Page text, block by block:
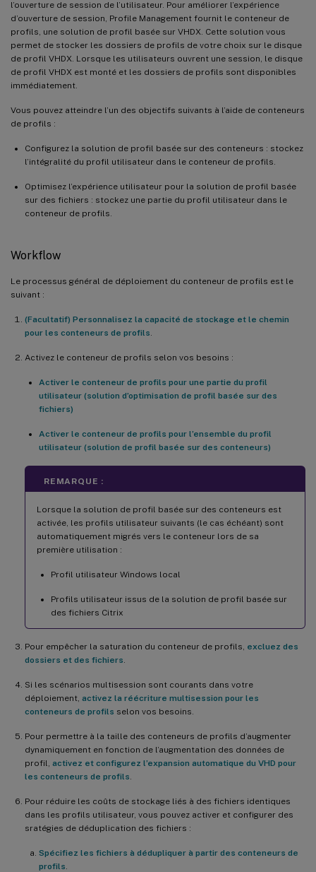
l’ouverture de session de l’utilisateur. Pour améliorer l’expérience
d’ouverture de session, Profile Management fournit le conteneur de
profils, une solution de profil basée sur VHDX. Cette solution vous
permet de stocker les dossiers de profils de votre choix sur le disque
de profil VHDX. Lorsque les utilisateurs ouvrent une session, le disque
de profil VHDX est monté et les dossiers de profils sont disponibles
immédiatement.
Vous pouvez atteindre l’un des objectifs suivants à l’aide de conteneurs
de profils :
Configurez la solution de profil basée sur des conteneurs : stockez
l’intégralité du profil utilisateur dans le conteneur de profils.
Optimisez l’expérience utilisateur pour la solution de profil basée
sur des fichiers : stockez une partie du profil utilisateur dans le
conteneur de profils.
Workflow
Le processus général de déploiement du conteneur de profils est le
suivant :
(Facultatif) Personnalisez la capacité de stockage et le chemin
pour les conteneurs de profils
Activez le conteneur de profils selon vos besoins :
Activer le conteneur de profils pour une partie du profil
utilisateur (solution d’optimisation de profil basée sur des
fichiers)
Activer le conteneur de profils pour l’ensemble du profil
utilisateur (solution de profil basée sur des conteneurs)
REMARQUE :
Lorsque la solution de profil basée sur des conteneurs est
activée, les profils utilisateur suivants (le cas échéant) sont
automatiquement migrés vers le conteneur lors de sa
première utilisation :
Profil utilisateur Windows local
Profils utilisateur issus de la solution de profil basée sur
des fichiers Citrix
Pour empêcher la saturation du conteneur de profils, excluez des
dossiers et des fichiers
Si les scénarios multisession sont courants dans votre
déploiement, activez la réécriture multisession pour les
conteneurs de profils selon vos besoins.
Pour permettre à la taille des conteneurs de profils d’augmenter
dynamiquement en fonction de l’augmentation des données de
profil, activez et configurez l’expansion automatique du VHD pour
les conteneurs de profils
Pour réduire les coûts de stockage liés à des fichiers identiques
dans les profils utilisateur, vous pouvez activer et configurer des
sratégies de déduplication des fichiers :
Spécifiez les fichiers à dédupliquer à partir des conteneurs de
profils